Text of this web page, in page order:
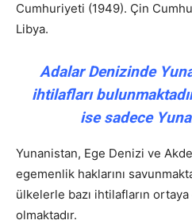
Cumhuriyeti (1949). Çin
Libya.
Adalar Denizinde
ihtilafları
ise sadece
Yunanistan, Ege Denizi ve
egemenlik haklarını
ülkelerle bazı ihtilafların ortaya
olmaktadır.